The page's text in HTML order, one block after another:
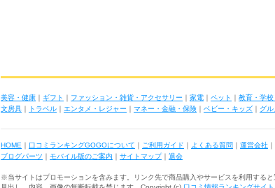
美容・健康 ｜ ギフト ｜ ファッション・雑貨・アクセサリー ｜ 家電 ｜ ペット ｜ 教育・学校
文房具 ｜ トラベル ｜ エンタメ・レジャー ｜ マネー・金融・保険 ｜ ベビー・キッズ ｜ グル
HOME ｜ 口コミランキングGOGOについて ｜ ご利用ガイド ｜ よくある質問 ｜ 運営会社 ｜
ブログパーツ ｜ モバイル版のご案内 ｜ サイトマップ｜ 退会
※当サイトはプロモーションを含みます。リンク先で商品購入やサービスを利用すると